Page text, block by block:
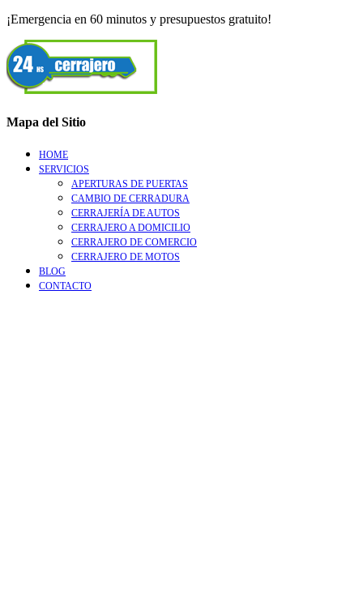
¡Emergencia en 60 minutos y presupuestos gratuito!
Mapa del Sitio
HOME
SERVICIOS
APERTURAS DE PUERTAS
CAMBIO DE CERRADURA
CERRAJERÍA DE AUTOS
CERRAJERO A DOMICILIO
CERRAJERO DE COMERCIO
CERRAJERO DE MOTOS
BLOG
CONTACTO